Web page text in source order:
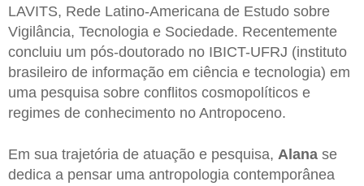
LAVITS, Rede Latino-Americana de Estudo sobre
Vigilância, Tecnologia e Sociedade. Recentemente
concluiu um pós-doutorado no IBICT-UFRJ (instituto
brasileiro de informação em ciência e tecnologia) em
uma pesquisa sobre conflitos cosmopolíticos e
regimes de conhecimento no Antropoceno.
Em sua trajetória de atuação e pesquisa, Alana se
dedica a pensar uma antropologia contemporânea